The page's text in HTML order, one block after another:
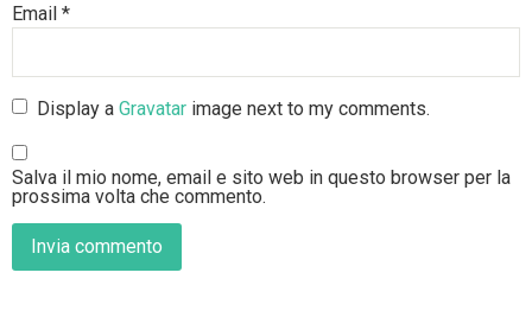
Email *
Display aGravatar image next to my comments.
Salva il mio nome, email e sito web in questo browser per la
prossima volta che commento.